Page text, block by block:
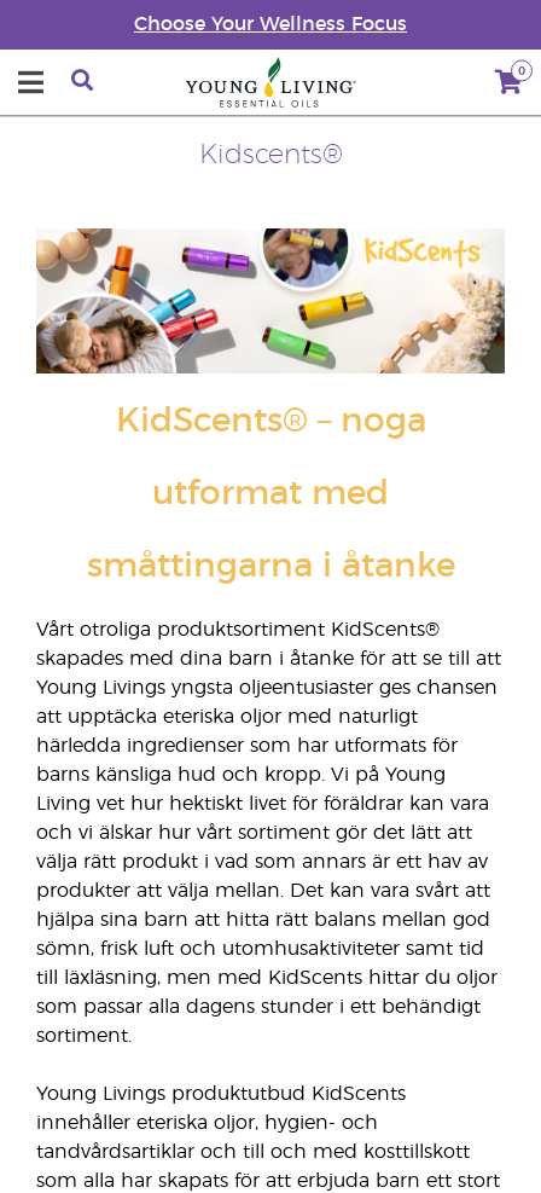
Choose Your Wellness Focus
0
Kidscents®
KidScents® – noga
utformat med
småttingarna i åtanke
Vårt otroliga produktsortiment KidScents®
skapades med dina barn i åtanke för att se till att
Young Livings yngsta oljeentusiaster ges chansen
att upptäcka eteriska oljor med naturligt
härledda ingredienser som har utformats för
barns känsliga hud och kropp. Vi på Young
Living vet hur hektiskt livet för föräldrar kan vara
och vi älskar hur vårt sortiment gör det lätt att
välja rätt produkt i vad som annars är ett hav av
produkter att välja mellan. Det kan vara svårt att
hjälpa sina barn att hitta rätt balans mellan god
sömn, frisk luft och utomhusaktiviteter samt tid
till läxläsning, men med KidScents hittar du oljor
som passar alla dagens stunder i ett behändigt
sortiment.
Young Livings produktutbud KidScents
innehåller eteriska oljor, hygien- och
tandvårdsartiklar och till och med kosttillskott
som alla har skapats för att erbjuda barn ett stort